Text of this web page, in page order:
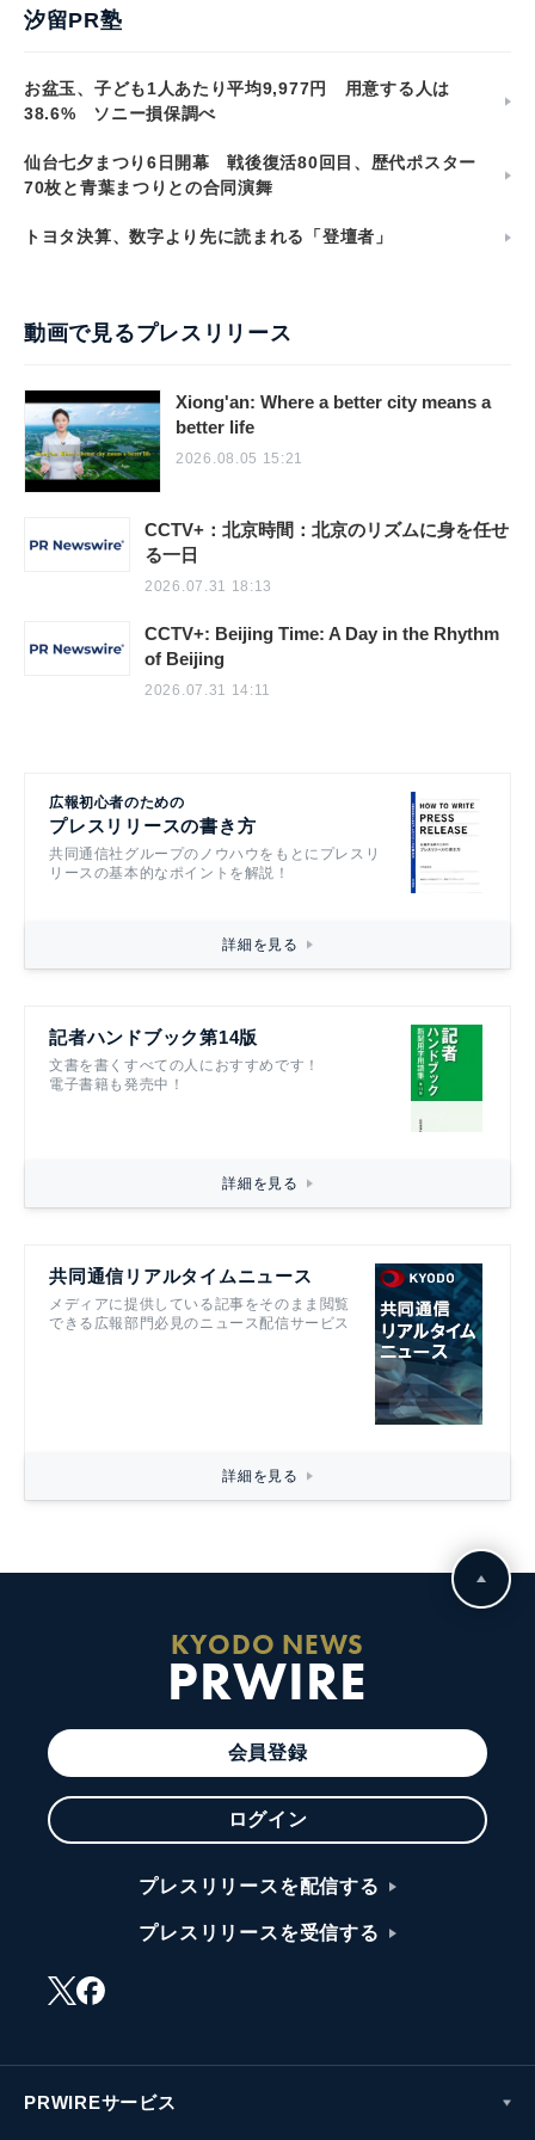
汐留PR塾
お盆玉、子ども1人あたり平均9,977円 用意する人は
38.6% ソニー損保調べ
仙台七夕まつり6日開幕 戦後復活80回目、歴代ポスター
70枚と青葉まつりとの合同演舞
トヨタ決算、数字より先に読まれる「登壇者」
動画で見るプレスリリース
Xiong'an: Where a better city means a
better life
2026.08.05 15:21
CCTV+：北京時間：北京のリズムに身を任せ
る一日
2026.07.31 18:13
CCTV+: Beijing Time: A Day in the Rhythm
of Beijing
2026.07.31 14:11
広報初心者のための
プレスリリースの書き方
共同通信社グループのノウハウをもとにプレスリ
リースの基本的なポイントを解説！
詳細を見る
記者ハンドブック第14版
文書を書くすべての人におすすめです！
電子書籍も発売中！
詳細を見る
共同通信リアルタイムニュース
メディアに提供している記事をそのまま閲覧
できる広報部門必見のニュース配信サービス
詳細を見る
KYODO NEWS
PRWIRE
会員登録
ログイン
プレスリリースを配信する
プレスリリースを受信する
PRWIREサービス